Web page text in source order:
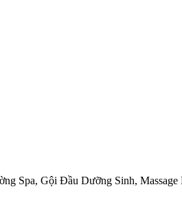
Spa, Gội Đầu Dưỡng Sinh,